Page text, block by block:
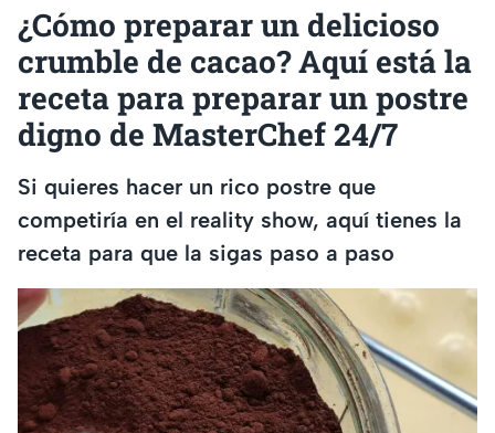
¿Cómo preparar un delicioso
crumble de cacao? Aquí está la
receta para preparar un postre
digno de MasterChef 24/7
Si quieres hacer un rico postre que
competiría en el reality show, aquí tienes la
receta para que la sigas paso a paso